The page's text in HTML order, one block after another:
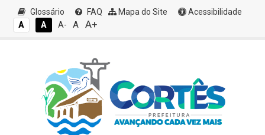
Glossário FAQ Mapa do Site
Acessibilidade
A
A A- A A+